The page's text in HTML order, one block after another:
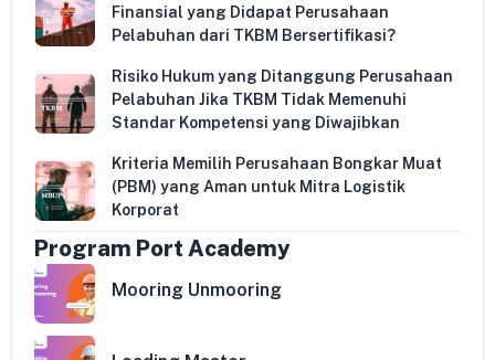
Finansial yang Didapat Perusahaan
Pelabuhan dari TKBM Bersertifikasi?
Risiko Hukum yang Ditanggung Perusahaan
Pelabuhan Jika TKBM Tidak Memenuhi
Standar Kompetensi yang Diwajibkan
Kriteria Memilih Perusahaan Bongkar Muat
(PBM) yang Aman untuk Mitra Logistik
Korporat
Program Port Academy
Mooring Unmooring